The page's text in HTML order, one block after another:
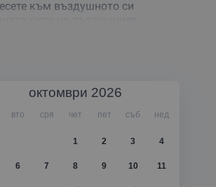
към въздушното си
да правят често.
поискаш да повториш или да
октомври 2026
вто сря чет пет съб нед
1 2 3 4
6 7 8 9 10 11